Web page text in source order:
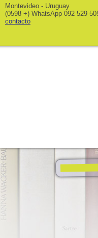
Montevideo - Uruguay
(0598 +) WhatsApp 092 529
contacto